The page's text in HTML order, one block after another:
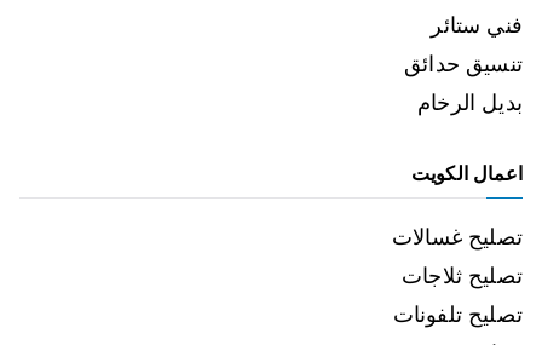
فني ستائر
تنسيق حدائق
بديل الرخام
اعمال الكويت
تصليح غسالات
تصليح ثلاجات
تصليح تلفونات